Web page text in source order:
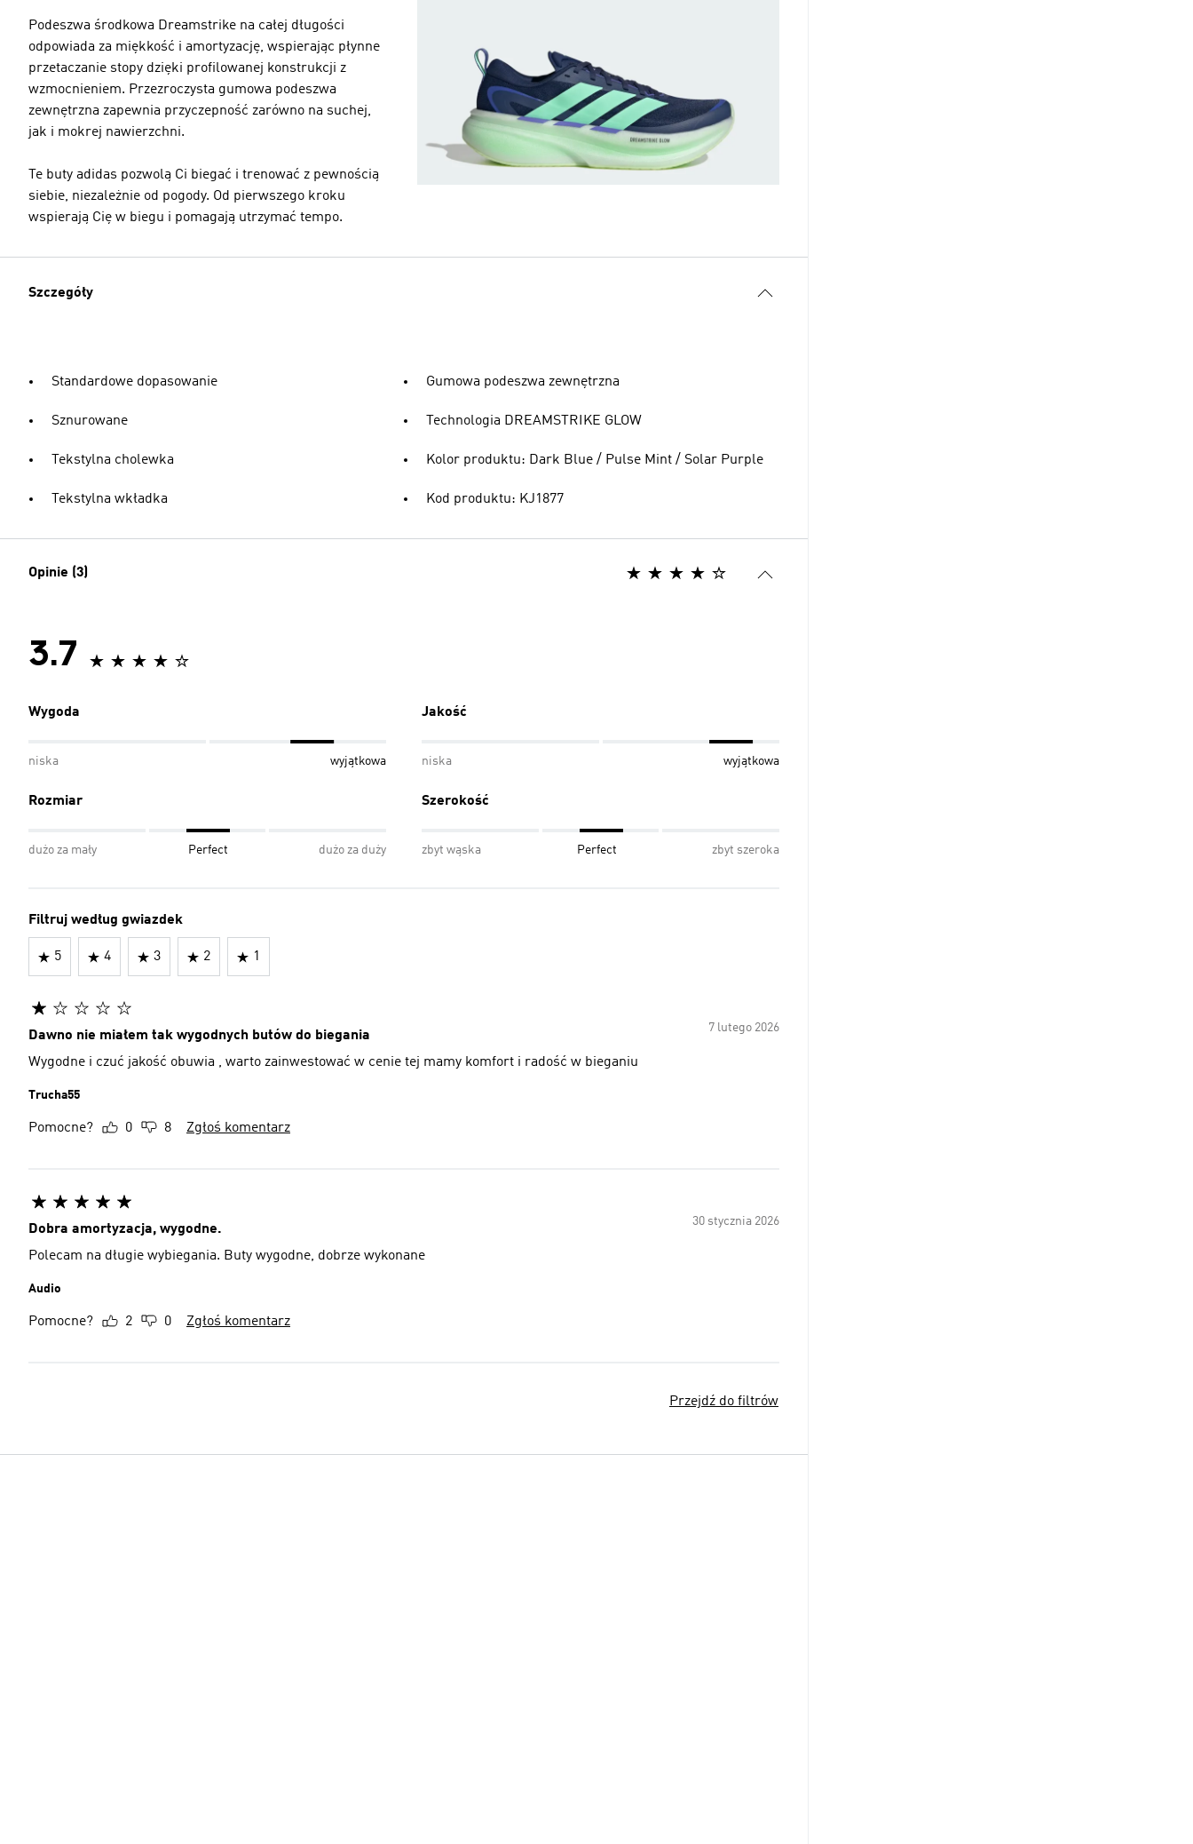
Podeszwa środkowa Dreamstrike na całej długości
odpowiada za miękkość i amortyzację, wspierając płynne
przetaczanie stopy dzięki profilowanej konstrukcji z
wzmocnieniem. Przezroczysta gumowa podeszwa
zewnętrzna zapewnia przyczepność zarówno na suchej,
jak i mokrej nawierzchni.
Te buty adidas pozwolą Ci biegać i trenować z pewnością
siebie, niezależnie od pogody. Od pierwszego kroku
wspierają Cię w biegu i pomagają utrzymać tempo.
Szczegóły
Standardowe dopasowanie
Sznurowane
Tekstylna cholewka
Tekstylna wkładka
Gumowa podeszwa zewnętrzna
Technologia DREAMSTRIKE GLOW
Kolor produktu: Dark Blue / Pulse Mint / Solar Purple
Kod produktu: KJ1877
Opinie (3)
3.7
Wygoda
niska wyjątkowa
Jakość
niska wyjątkowa
Rozmiar
dużo za mały Perfect dużo za duży
Szerokość
zbyt wąska Perfect zbyt szeroka
Filtruj według gwiazdek
5 4 3 2 1
7 lutego 2026
Dawno nie miałem tak wygodnych butów do biegania
Wygodne i czuć jakość obuwia , warto zainwestować w cenie tej mamy komfort i radość w bieganiu
Trucha55
Pomocne? 0 8 Zgłoś komentarz
30 stycznia 2026
Dobra amortyzacja, wygodne.
Polecam na długie wybiegania. Buty wygodne, dobrze wykonane
Audio
Pomocne? 2 0 Zgłoś komentarz
Przejdź do filtrów